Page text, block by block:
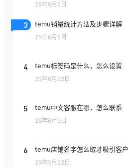
25年6月2日
3 temu销量统计方法及步骤详解
25年6月5日
4 temu标签码是什么，怎么设置
25年6月22日
5 temu中文客服在哪，怎么联系
25年6月9日
6 temu店铺名字怎么取才吸引客户
25年5月22日